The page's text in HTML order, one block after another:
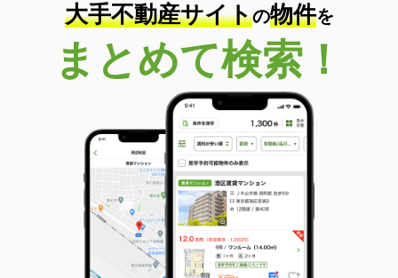
大手不動産サイトの物件を
まとめて検索！